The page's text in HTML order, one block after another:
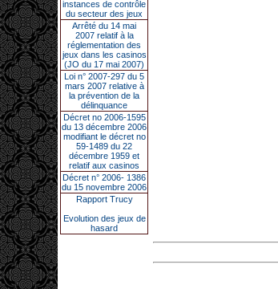
instances de contrôle
du secteur des jeux
Arrêté du 14 mai
2007 relatif à la
réglementation des
jeux dans les casinos
(JO du 17 mai 2007)
Loi n° 2007-297 du 5
mars 2007 relative à
la prévention de la
délinquance
Décret no 2006-1595
du 13 décembre 2006
modifiant le décret no
59-1489 du 22
décembre 1959 et
relatif aux casinos
Décret n° 2006- 1386
du 15 novembre 2006
Rapport Trucy
Evolution des jeux de
hasard